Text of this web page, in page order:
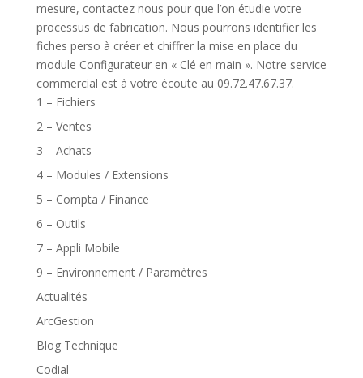
mesure, contactez nous pour que l’on étudie votre
processus de fabrication. Nous pourrons identifier les
fiches perso à créer et chiffrer la mise en place du
module Configurateur en « Clé en main ». Notre service
commercial est à votre écoute au 09.72.47.67.37.
1 – Fichiers
2 – Ventes
3 – Achats
4 – Modules / Extensions
5 – Compta / Finance
6 – Outils
7 – Appli Mobile
9 – Environnement / Paramètres
Actualités
ArcGestion
Blog Technique
Codial